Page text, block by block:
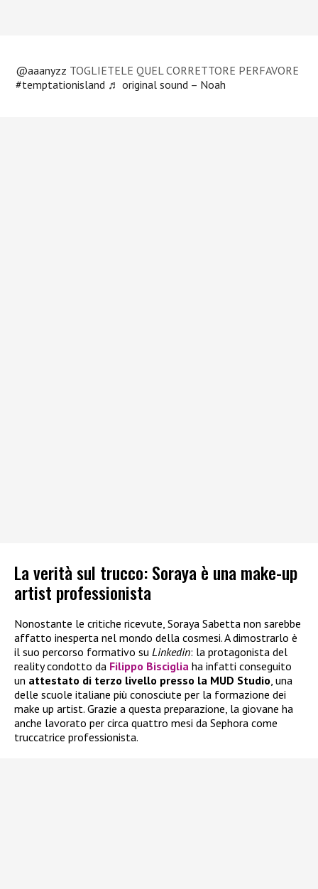
@aaanyzz TOGLIETELE QUEL CORRETTORE PERFAVORE
#temptationisland ♬ original sound – Noah
La verità sul trucco: Soraya è una make-up
artist professionista
Nonostante le critiche ricevute, Soraya Sabetta non sarebbe
affatto inesperta nel mondo della cosmesi. A dimostrarlo è
il suo percorso formativo su Linkedin: la protagonista del
reality condotto da Filippo Bisciglia ha infatti conseguito
un attestato di terzo livello presso la MUD Studio , una
delle scuole italiane più conosciute per la formazione dei
make up artist. Grazie a questa preparazione, la giovane ha
anche lavorato per circa quattro mesi da Sephora come
truccatrice professionista.